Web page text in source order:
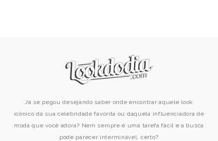
Já se pegou desejando saber onde encontrar aquele look
icônico da sua celebridade favorita ou daquela influenciadora de
moda que você adora? Nem sempre é uma tarefa fácil e a busca
pode parecer interminável, certo?